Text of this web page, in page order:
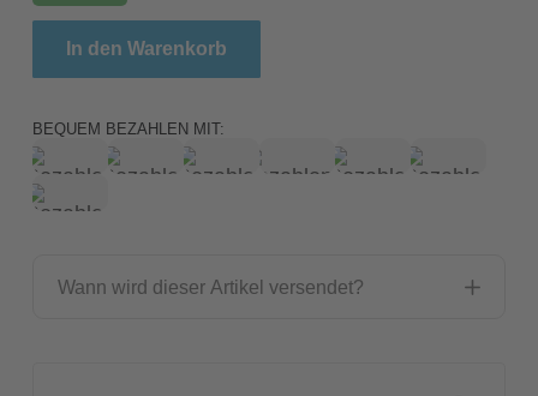
Exo Terra Analog Hygrometer / Analoges
In den Warenkorb
BEQUEM BEZAHLEN MIT:
Wann wird dieser Artikel versendet?